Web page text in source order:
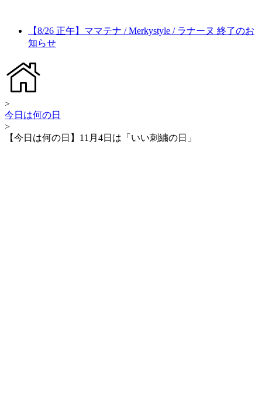
【8/26 正午】ママテナ / Merkystyle / ラナーヌ 終了のお
知らせ
>
今日は何の日
>
【今日は何の日】11月4日は「いい刺繍の日」